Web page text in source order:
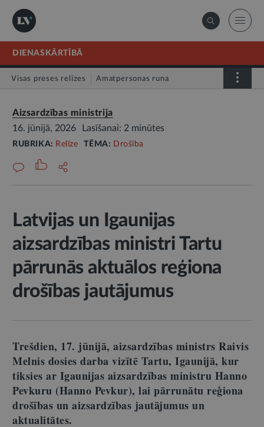
DIENASKĀRTĪBĀ
Visas preses relīzes Amatpersonas runa
Aizsardzības ministrija
16. jūnijā, 2026
Lasīšanai: 2 minūtes
RUBRIKA: Relīze TĒMA: Drošība
Latvijas un Igaunijas
aizsardzības ministri Tartu
pārrunās aktuālos reģiona
drošības jautājumus
Trešdien, 17. jūnijā, aizsardzības ministrs Raivis
Melnis dosies darba vizītē Tartu, Igaunijā, kur
tiksies ar Igaunijas aizsardzības ministru Hanno
Pevkuru (Hanno Pevkur), lai pārrunātu reģiona
drošības un aizsardzības jautājumus un
aktualitātes.